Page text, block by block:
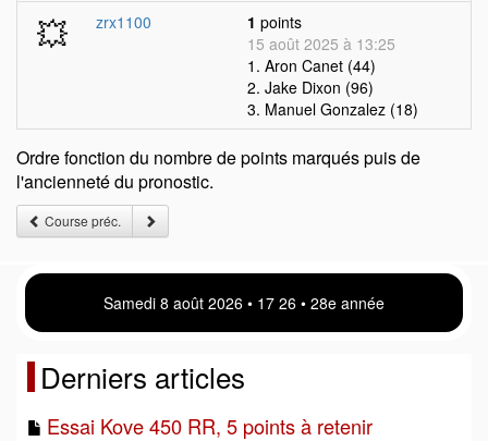
💥 zrx1100 1 points
15 août 2025 à 13:25
1. Aron Canet (44)
2. Jake Dixon (96)
3. Manuel Gonzalez (18)
Ordre fonction du nombre de points marqués puis de
l'ancienneté du pronostic.
Course préc.
Samedi 8 août 2026 • 17:26 • 28e année
Derniers articles
Essai Kove 450 RR, 5 points à retenir